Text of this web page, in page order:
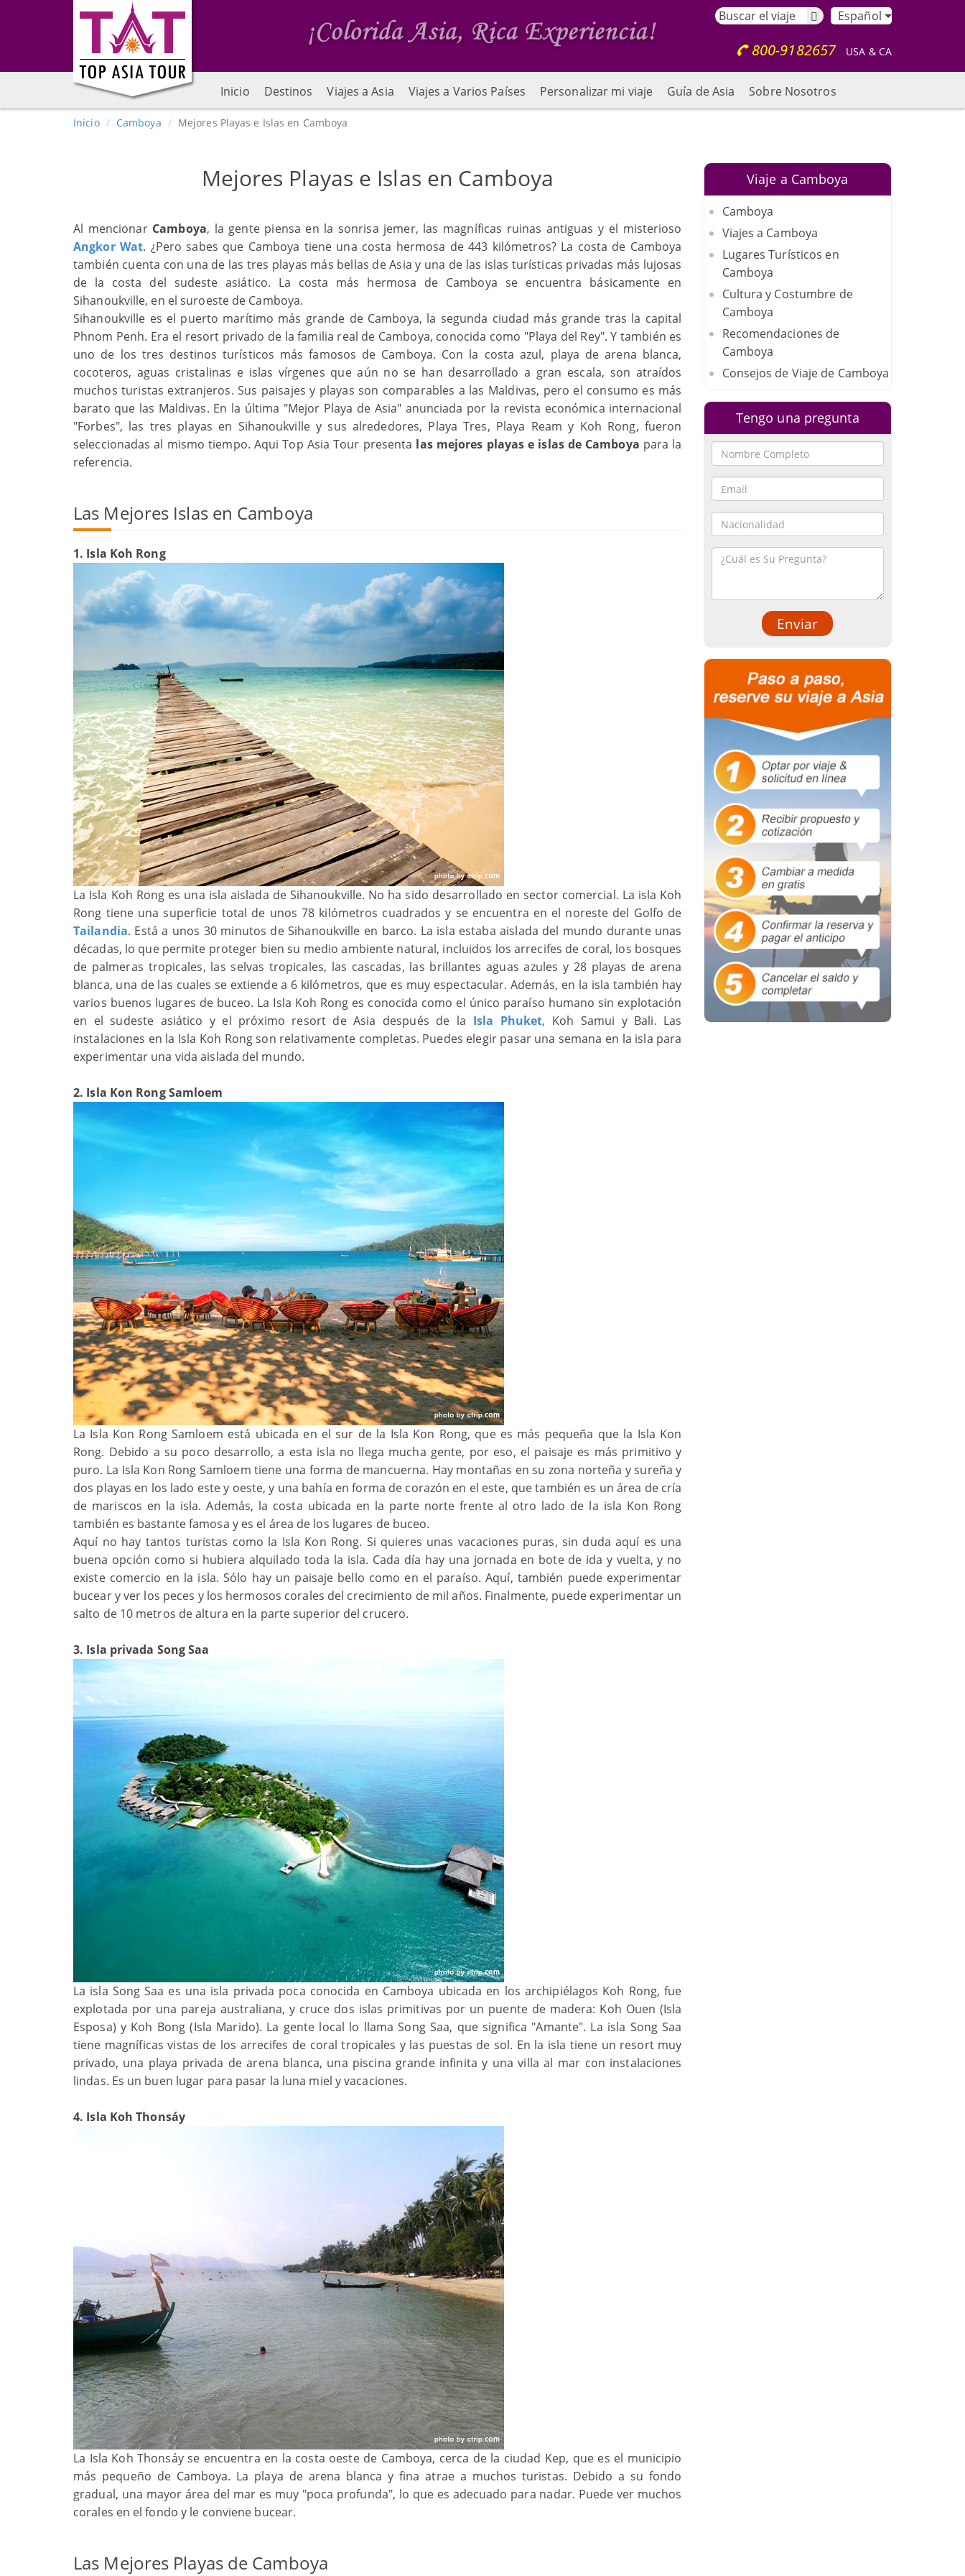
Español
800-9182657 USA & CA
Inicio Destinos Viajes a Asia Viajes a Varios Países Personalizar mi viaje Guía de Asia Sobre Nosotros
Inicio Camboya Mejores Playas e Islas en Camboya
Mejores Playas e Islas en Camboya
Al mencionar Camboya, la gente piensa en la sonrisa jemer, las magníficas ruinas antiguas y el misterioso
Angkor Wat. ¿Pero sabes que Camboya tiene una costa hermosa de 443 kilómetros? La costa de Camboya
también cuenta con una de las tres playas más bellas de Asia y una de las islas turísticas privadas más lujosas
de la costa del sudeste asiático. La costa más hermosa de Camboya se encuentra básicamente en
Sihanoukville, en el suroeste de Camboya.
Sihanoukville es el puerto marítimo más grande de Camboya, la segunda ciudad más grande tras la capital
Phnom Penh. Era el resort privado de la familia real de Camboya, conocida como "Playa del Rey". Y también es
uno de los tres destinos turísticos más famosos de Camboya. Con la costa azul, playa de arena blanca,
cocoteros, aguas cristalinas e islas vírgenes que aún no se han desarrollado a gran escala, son atraídos
muchos turistas extranjeros. Sus paisajes y playas son comparables a las Maldivas, pero el consumo es más
barato que las Maldivas. En la última "Mejor Playa de Asia" anunciada por la revista económica internacional
"Forbes", las tres playas en Sihanoukville y sus alrededores, Playa Tres, Playa Ream y Koh Rong, fueron
seleccionadas al mismo tiempo. Aqui Top Asia Tour presenta las mejores playas e islas de Camboya para la
referencia.
Las Mejores Islas en Camboya
1. Isla Koh Rong
La Isla Koh Rong es una isla aislada de Sihanoukville. No ha sido desarrollado en sector comercial. La isla Koh
Rong tiene una superficie total de unos 78 kilómetros cuadrados y se encuentra en el noreste del Golfo de
Tailandia. Está a unos 30 minutos de Sihanoukville en barco. La isla estaba aislada del mundo durante unas
décadas, lo que permite proteger bien su medio ambiente natural, incluidos los arrecifes de coral, los bosques
de palmeras tropicales, las selvas tropicales, las cascadas, las brillantes aguas azules y 28 playas de arena
blanca, una de las cuales se extiende a 6 kilómetros, que es muy espectacular. Además, en la isla también hay
varios buenos lugares de buceo. La Isla Koh Rong es conocida como el único paraíso humano sin explotación
en el sudeste asiático y el próximo resort de Asia después de la Isla Phuket, Koh Samui y Bali. Las
instalaciones en la Isla Koh Rong son relativamente completas. Puedes elegir pasar una semana en la isla para
experimentar una vida aislada del mundo.
2. Isla Kon Rong Samloem
La Isla Kon Rong Samloem está ubicada en el sur de la Isla Kon Rong, que es más pequeña que la Isla Kon
Rong. Debido a su poco desarrollo, a esta isla no llega mucha gente, por eso, el paisaje es más primitivo y
puro. La Isla Kon Rong Samloem tiene una forma de mancuerna. Hay montañas en su zona norteña y sureña y
dos playas en los lado este y oeste, y una bahía en forma de corazón en el este, que también es un área de cría
de mariscos en la isla. Además, la costa ubicada en la parte norte frente al otro lado de la isla Kon Rong
también es bastante famosa y es el área de los lugares de buceo.
Aquí no hay tantos turistas como la Isla Kon Rong. Si quieres unas vacaciones puras, sin duda aquí es una
buena opción como si hubiera alquilado toda la isla. Cada día hay una jornada en bote de ida y vuelta, y no
existe comercio en la isla. Sólo hay un paisaje bello como en el paraíso. Aquí, también puede experimentar
bucear y ver los peces y los hermosos corales del crecimiento de mil años. Finalmente, puede experimentar un
salto de 10 metros de altura en la parte superior del crucero.
3. Isla privada Song Saa
La isla Song Saa es una isla privada poca conocida en Camboya ubicada en los archipiélagos Koh Rong, fue
explotada por una pareja australiana, y cruce dos islas primitivas por un puente de madera: Koh Ouen (Isla
Esposa) y Koh Bong (Isla Marido). La gente local lo llama Song Saa, que significa "Amante". La isla Song Saa
tiene magníficas vistas de los arrecifes de coral tropicales y las puestas de sol. En la isla tiene un resort muy
privado, una playa privada de arena blanca, una piscina grande infinita y una villa al mar con instalaciones
lindas. Es un buen lugar para pasar la luna miel y vacaciones.
4. Isla Koh Thonsáy
La Isla Koh Thonsáy se encuentra en la costa oeste de Camboya, cerca de la ciudad Kep, que es el municipio
más pequeño de Camboya. La playa de arena blanca y fina atrae a muchos turistas. Debido a su fondo
gradual, una mayor área del mar es muy "poca profunda", lo que es adecuado para nadar. Puede ver muchos
corales en el fondo y le conviene bucear.
Las Mejores Playas de Camboya
Viaje a Camboya
Camboya
Viajes a Camboya
Lugares Turísticos en
Camboya
Cultura y Costumbre de
Camboya
Recomendaciones de
Camboya
Consejos de Viaje de Camboya
Tengo una pregunta
Enviar